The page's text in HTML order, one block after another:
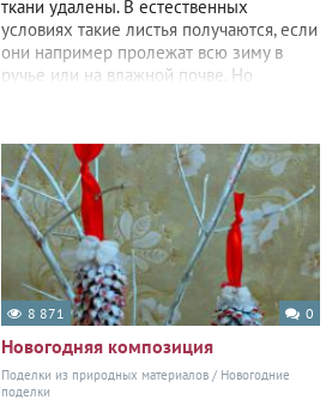
ткани удалены. В естественных
условиях такие листья получаются, если
они например пролежат всю зиму в
ручье или на влажной почве. Но
8 871 0
Новогодняя композиция
Поделки из природных материалов/ Новогодние
поделки